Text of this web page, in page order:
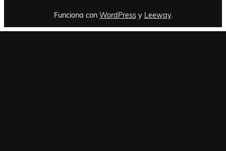
Funciona con WordPressy Leeway.